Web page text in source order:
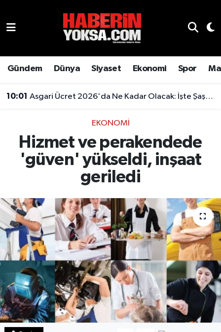
Gündem Dünya Siyaset Ekonomi Spor
10:01 Asgari Ücret 2026'da Ne Kadar Olacak: İşte Şaşırtan Rakam
EKONOMI
Hizmet ve perakendede
'güven' yükseldi, inşaat
geriledi
Genel
Gündem
Otomobil
Sağlık
Teknoloji
Yaşam
Hava Durumu
Son Dakika Haberleri
Haber Arşivi